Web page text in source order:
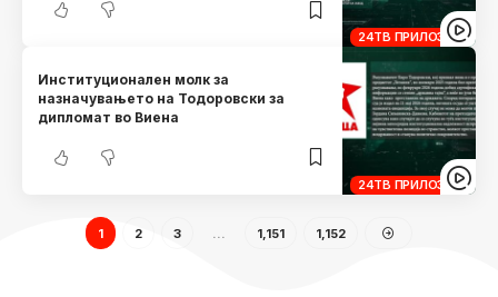
24ТВ ПРИЛОЗИ
24ТВ ПРИЛОЗИ
Институционален молк за
назначувањето на Тодоровски за
дипломат во Виена
1 2 3 1,151 1,152